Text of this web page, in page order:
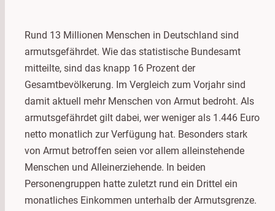
Rund 13 Millionen Menschen in Deutschland sind
armutsgefährdet. Wie das statistische Bundesamt
mitteilte, sind das knapp 16 Prozent der
Gesamtbevölkerung. Im Vergleich zum Vorjahr sind
damit aktuell mehr Menschen von Armut bedroht. Als
armutsgefährdet gilt dabei, wer weniger als 1.446 Euro
netto monatlich zur Verfügung hat. Besonders stark
von Armut betroffen seien vor allem alleinstehende
Menschen und Alleinerziehende. In beiden
Personengruppen hatte zuletzt rund ein Drittel ein
monatliches Einkommen unterhalb der Armutsgrenze.